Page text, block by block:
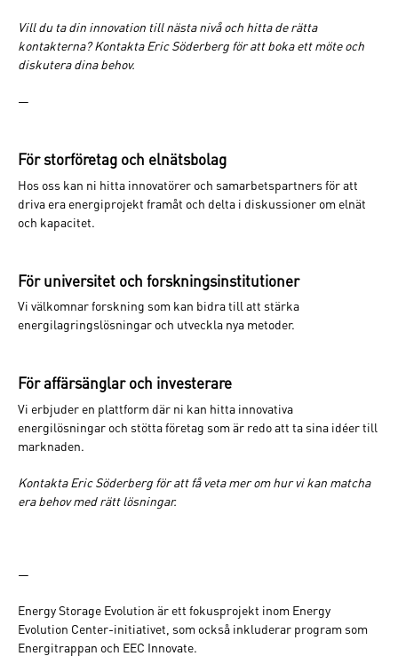
Vill du ta din innovation till nästa nivå och hitta de rätta
kontakterna? Kontakta Eric Söderberg för att boka ett möte och
diskutera dina behov.
—
För storföretag och elnätsbolag
Hos oss kan ni hitta innovatörer och samarbetspartners för att
driva era energiprojekt framåt och delta i diskussioner om elnät
och kapacitet.
För universitet och forskningsinstitutioner
Vi välkomnar forskning som kan bidra till att stärka
energilagringslösningar och utveckla nya metoder.
För affärsänglar och investerare
Vi erbjuder en plattform där ni kan hitta innovativa
energilösningar och stötta företag som är redo att ta sina idéer till
marknaden.
Kontakta Eric Söderberg för att få veta mer om hur vi kan matcha
era behov med rätt lösningar.
—
Energy Storage Evolution är ett fokusprojekt inom Energy
Evolution Center-initiativet, som också inkluderar program som
Energitrappan och EEC Innovate.